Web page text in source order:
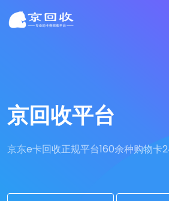
京回收平台
京东e卡回收正规平台160余种购物卡